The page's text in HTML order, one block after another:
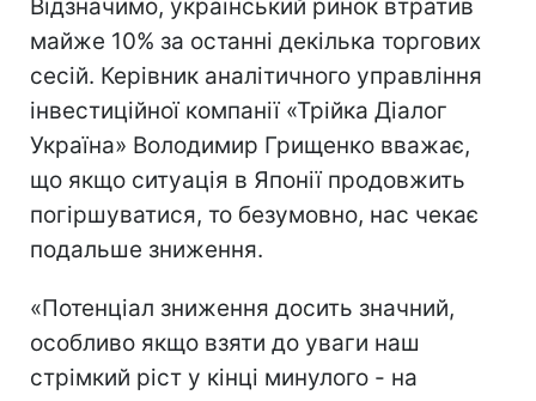
Відзначимо, український ринок втратив
майже 10% за останні декілька торгових
сесій. Керівник аналітичного управління
інвестиційної компанії «Трійка Діалог
Україна» Володимир Грищенко вважає,
що якщо ситуація в Японії продовжить
погіршуватися, то безумовно, нас чекає
подальше зниження.
«Потенціал зниження досить значний,
особливо якщо взяти до уваги наш
стрімкий ріст у кінці минулого - на